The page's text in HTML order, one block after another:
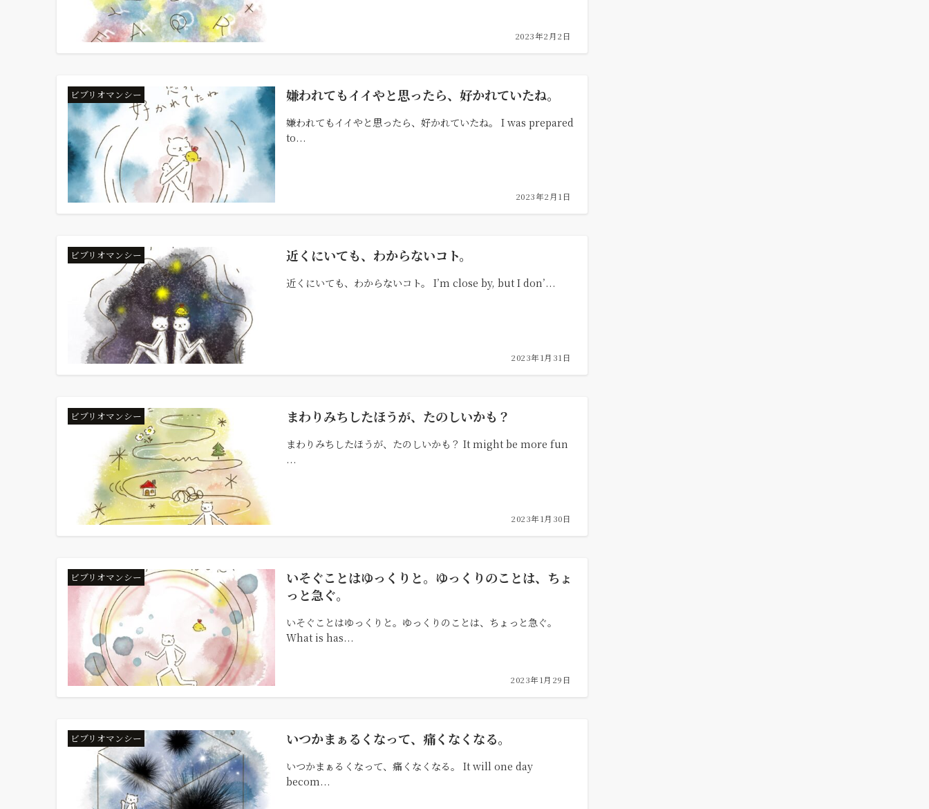
2023年2月2日
ビブリオマンシー 嫌われてもイイやと思ったら、好かれていたね。
嫌われてもイイやと思ったら、好かれていたね。 I was prepared
to...
2023年2月1日
ビブリオマンシー 近くにいても、わからないコト。
近くにいても、わからないコト。 I’m close by, but I don’...
2023年1月31日
ビブリオマンシー まわりみちしたほうが、たのしいかも？
まわりみちしたほうが、たのしいかも？ It might be more fun
...
2023年1月30日
ビブリオマンシー
いそぐことはゆっくりと。ゆっくりのことは、ちょ
っと急ぐ。
いそぐことはゆっくりと。ゆっくりのことは、ちょっと急ぐ。
What is has...
2023年1月29日
ビブリオマンシー いつかまぁるくなって、痛くなくなる。
いつかまぁるくなって、痛くなくなる。 It will one day
becom...